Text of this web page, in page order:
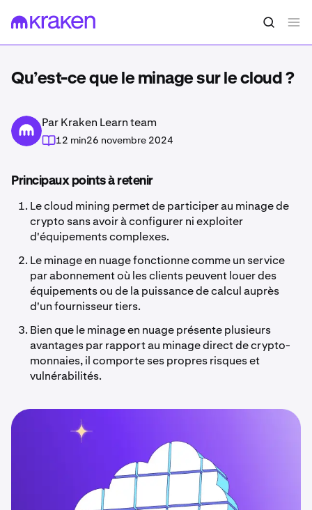
Qu’est-ce que le minage sur le cloud ?
Par Kraken Learn team
12 min26 novembre 2024
Principaux points à retenir
Le cloud mining permet de participer au minage de
crypto sans avoir à configurer ni exploiter
d'équipements complexes.
Le minage en nuage fonctionne comme un service
par abonnement où les clients peuvent louer des
équipements ou de la puissance de calcul auprès
d'un fournisseur tiers.
Bien que le minage en nuage présente plusieurs
avantages par rapport au minage direct de crypto-
monnaies, il comporte ses propres risques et
vulnérabilités.